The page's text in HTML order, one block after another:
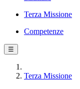
Terza Missione
Competenze
☰
Terza Missione